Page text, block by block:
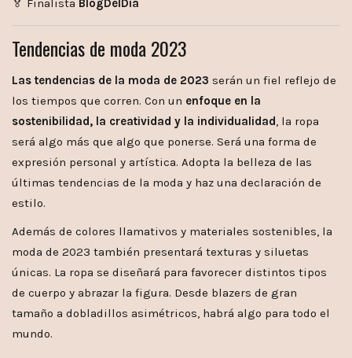
🏅 Finalista BlogDelDia
Tendencias de moda 2023
Las tendencias de la moda de 2023 serán un fiel reflejo de
los tiempos que corren. Con un enfoque en la
sostenibilidad, la creatividad y la individualidad, la ropa
será algo más que algo que ponerse. Será una forma de
expresión personal y artística. Adopta la belleza de las
últimas tendencias de la moda y haz una declaración de
estilo.
Además de colores llamativos y materiales sostenibles, la
moda de 2023 también presentará texturas y siluetas
únicas. La ropa se diseñará para favorecer distintos tipos
de cuerpo y abrazar la figura. Desde blazers de gran
tamaño a dobladillos asimétricos, habrá algo para todo el
mundo.